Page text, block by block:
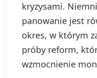
kryzysami.
panowanie jest
okres, w którym
próby reform,
wzmocnienie